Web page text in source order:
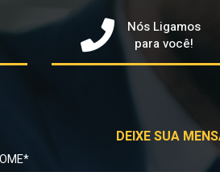
Nós Ligamos
para você!
DEIXE SUA